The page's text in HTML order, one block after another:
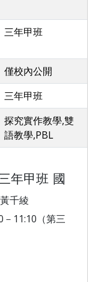
三年甲班
僅校內公開
三年甲班
探究實作教學,雙
語教學,PBL
年甲班 國
千綾
－ 11:10 （第三